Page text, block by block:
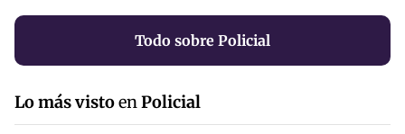
Todo sobre Policial
Lo más vistoenPolicial